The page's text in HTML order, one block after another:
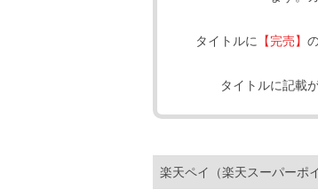
タイトルに 【完売】
タイトルに記載
楽天ペイ（楽天スーパーポ